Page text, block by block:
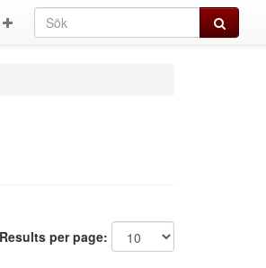
Sök
Results per page: